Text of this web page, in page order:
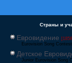
Страны и
Евровидение
Eurovision Song
Детское
Junior Eurovision Song